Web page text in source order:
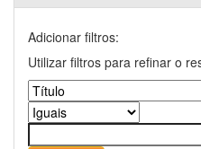
Adicionar filtros:
Utilizar filtros para refinar o